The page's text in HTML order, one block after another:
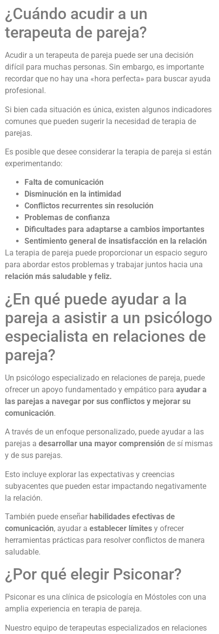
¿Cuándo acudir a un
terapeuta de pareja?
Acudir a un terapeuta de pareja puede ser una decisión
difícil para muchas personas. Sin embargo, es importante
recordar que no hay una «hora perfecta» para buscar ayuda
profesional.
Si bien cada situación es única, existen algunos indicadores
comunes que pueden sugerir la necesidad de terapia de
parejas.
Es posible que desee considerar la terapia de pareja si están
experimentando:
Falta de comunicación
Disminución en la intimidad
Conflictos recurrentes sin resolución
Problemas de confianza
Dificultades para adaptarse a cambios importantes
Sentimiento general de insatisfacción en la relación
La terapia de pareja puede proporcionar un espacio seguro
para abordar estos problemas y trabajar juntos hacia una
relación más saludable y feliz.
¿En qué puede ayudar a la
pareja a asistir a un psicólogo
especialista en relaciones de
pareja?
Un psicólogo especializado en relaciones de pareja, puede
ofrecer un apoyo fundamentado y empático para ayudar a
las parejas a navegar por sus conflictos y mejorar su
comunicación.
A través de un enfoque personalizado, puede ayudar a las
parejas a desarrollar una mayor comprensión de sí mismas
y de sus parejas.
Esto incluye explorar las expectativas y creencias
subyacentes que pueden estar impactando negativamente
la relación.
También puede enseñar habilidades efectivas de
comunicación, ayudar a establecer límites y ofrecer
herramientas prácticas para resolver conflictos de manera
saludable.
¿Por qué elegir Psiconar?
Psiconar es una clínica de psicología en Móstoles con una
amplia experiencia en terapia de pareja.
Nuestro equipo de terapeutas especializados en relaciones